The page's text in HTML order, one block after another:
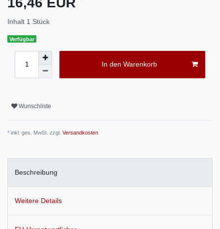
Inhalt 1 Stück
Verfügbar
In den Warenkorb
Wunschliste
* inkl. ges. MwSt. zzgl. Versandkosten
Beschreibung
Weitere Details